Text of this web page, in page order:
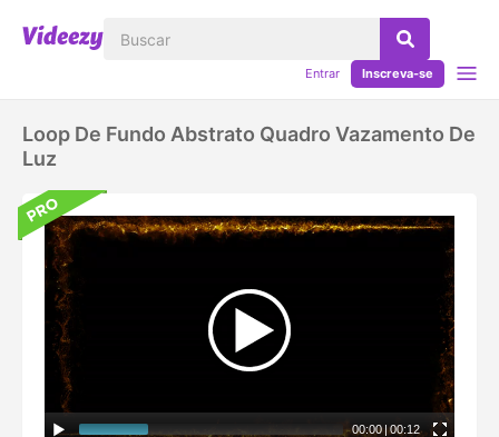
Entrar Inscreva-se
Loop De Fundo Abstrato Quadro Vazamento De
Luz
00:00 | 00:12